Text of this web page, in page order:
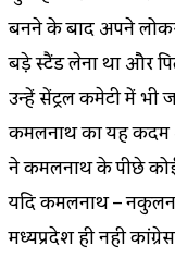
बनने के बाद अपने
बड़े स्टैंड लेना था और
उन्हें सेंट्रल कमेटी में भी
कमलनाथ का यह कदम
ने कमलनाथ के पीछे
यदि कमलनाथ –
मध्यप्रदेश ही नही